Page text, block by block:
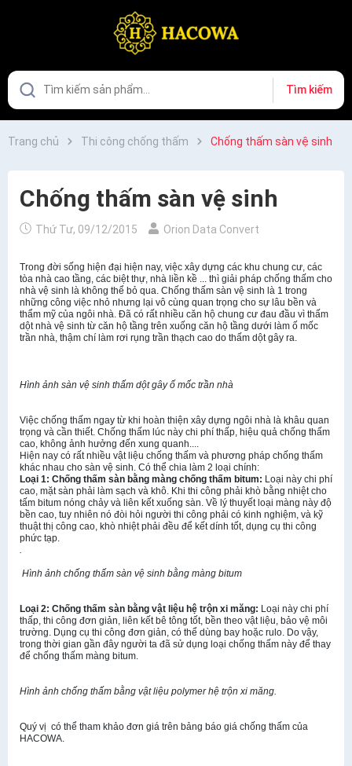
Tìm kiếm
Trang chủ Thi công chống thấm Chống thấm sàn vệ sinh
Chống thấm sàn vệ sinh
Thứ Tư, 09/12/2015 Orion Data Convert
Trong đời sống hiện đại hiện nay, việc xây dựng các khu chung cư, các
tòa nhà cao tầng, các biệt thự, nhà liền kề ... thì giải pháp chống thấm cho
nhà vệ sinh là không thể bỏ qua. Chống thấm sàn vệ sinh là 1 trong
những công việc nhỏ nhưng lại vô cùng quan trọng cho sự lâu bền và
thẩm mỹ của ngôi nhà. Đã có rất nhiều căn hộ chung cư đau đầu vì thấm
dột nhà vệ sinh từ căn hộ tầng trên xuống căn hộ tầng dưới làm ố mốc
trần nhà, thậm chí làm rơi rụng trần thạch cao do thấm dột gây ra.
Hình ảnh sàn vệ sinh thấm dột gây ố mốc trần nhà
Việc chống thấm ngay từ khi hoàn thiện xây dựng ngôi nhà là khâu quan
trọng và cần thiết. Chống thấm lúc này chi phí thấp, hiệu quả chống thấm
cao, không ảnh hưởng đến xung quanh....
Hiện nay có rất nhiều vật liệu chống thấm và phương pháp chống thấm
khác nhau cho sàn vệ sinh. Có thể chia làm 2 loại chính:
Loại 1: Chống thấm sàn bằng màng chống thấm bitum: Loại này chi phí
cao, mặt sàn phải làm sạch và khô. Khi thi công phải khò bằng nhiệt cho
tấm bitum nóng chảy và liên kết xuống sàn. Về lý thuyết loại màng này độ
bền cao, tuy nhiên nó đòi hỏi người thi công phải có kinh nghiệm, và kỹ
thuật thị công cao, khò nhiệt phải đều để kết dính tốt, dụng cụ thi công
phức tạp.
Hình ảnh chống thấm sàn vệ sinh bằng màng bitum
Loại 2: Chống thấm sàn bằng vật liệu hệ trộn xi măng: Loại này chi phí
thấp, thi công đơn giản, liên kết bê tông tốt, bền theo vật liệu, bảo vệ môi
trường. Dụng cụ thi công đơn giản, có thể dùng bay hoặc rulo. Do vậy,
trong thời gian gần đây người ta đã sử dụng loại chống thấm này để thay
để chống thấm màng bitum.
Hình ảnh chống thấm bằng vật liệu polymer hệ trộn xi măng.
Quý vị có thể tham khảo đơn giá trên bảng báo giá chống thấm của
HACOWA.